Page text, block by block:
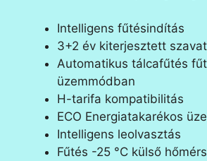
Intelligens fűtésindítás
3+2 év kiterjesztett
Automatikus tálcafűtés
üzemmódban
H-tarifa kompatibilitás
ECO Energiatakarékos
Intelligens leolvasztás
Fűtés -25 °C külső